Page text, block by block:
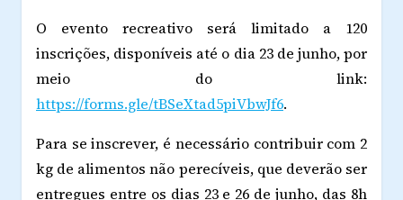
O evento recreativo será limitado a 120
inscrições, disponíveis até o dia 23 de junho, por
meio do link:
https://forms.gle/tBSeXtad5piVbwJf6.
Para se inscrever, é necessário contribuir com 2
kg de alimentos não perecíveis, que deverão ser
entregues entre os dias 23 e 26 de junho, das 8h